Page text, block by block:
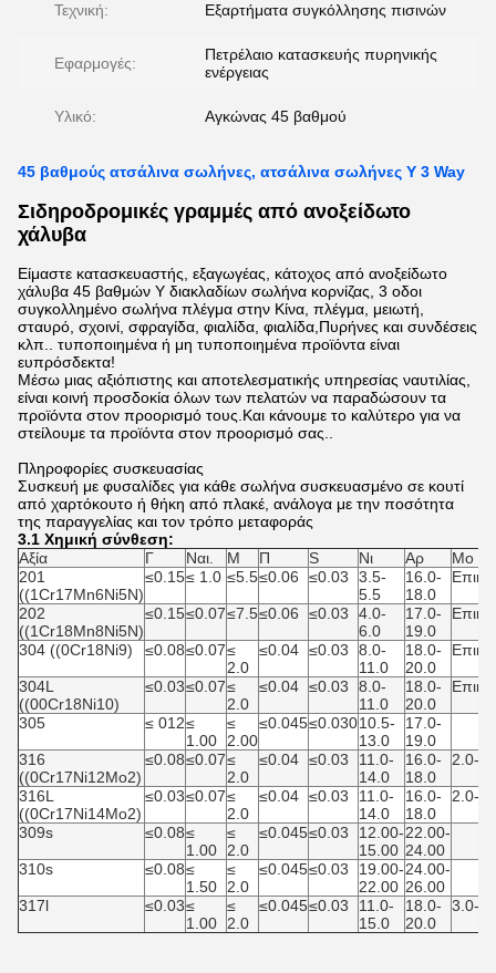
Τεχνική: Εξαρτήματα συγκόλλησης πισινών
Εφαρμογές:
Πετρέλαιο κατασκευής πυρηνικής
ενέργειας
Υλικό: Αγκώνας 45 βαθμού
45 βαθμούς ατσάλινα σωλήνες, ατσάλινα σωλήνες Y 3 Way
Σιδηροδρομικές γραμμές από ανοξείδωτο
χάλυβα
Είμαστε κατασκευαστής, εξαγωγέας, κάτοχος από ανοξείδωτο
χάλυβα 45 βαθμών Y διακλαδίων σωλήνα κορνίζας, 3 οδοι
συγκολλημένο σωλήνα πλέγμα στην Κίνα, πλέγμα, μειωτή,
σταυρό, σχοινί, σφραγίδα, φιαλίδα, φιαλίδα,Πυρήνες και συνδέσεις
κλπ.. τυποποιημένα ή μη τυποποιημένα προϊόντα είναι
ευπρόσδεκτα!
Μέσω μιας αξιόπιστης και αποτελεσματικής υπηρεσίας ναυτιλίας,
είναι κοινή προσδοκία όλων των πελατών να παραδώσουν τα
προϊόντα στον προορισμό τους.Και κάνουμε το καλύτερο για να
στείλουμε τα προϊόντα στον προορισμό σας..
Πληροφορίες συσκευασίας
Συσκευή με φυσαλίδες για κάθε σωλήνα συσκευασμένο σε κουτί
από χαρτόκουτο ή θήκη από πλακέ, ανάλογα με την ποσότητα
της παραγγελίας και τον τρόπο μεταφοράς
3.1 Χημική σύνθεση:
Αξία
Γ Ναι. Μ Π S Νι Αρ
Μo
201
((1Cr17Mn6Ni5N)
≤0.15≤ 1.0 ≤5.5≤0.06 ≤0.03
3.5-
5.5
16.0-
18.0
202
((1Cr18Mn8Ni5N)
≤0.15≤0.07≤7.5≤0.06 ≤0.03
4.0-
6.0
17.0-
19.0
304 ((0Cr18Ni9) ≤0.08≤0.07≤
2.0
≤0.04 ≤0.03
8.0-
11.0
18.0-
20.0
304L
((00Cr18Ni10)
≤0.03≤0.07≤
2.0
≤0.04 ≤0.03
8.0-
11.0
18.0-
20.0
305 ≤ 012≤
1.00
≤
2.00
≤0.045≤0.03010.5-
13.0
17.0-
19.0
316
((0Cr17Ni12Mo2)
≤0.08≤0.07≤
2.0
≤0.04 ≤0.03
11.0-
14.0
16.0-
18.0
2.0-
316L
((0Cr17Ni14Mo2)
≤0.03≤0.07≤
2.0
≤0.04 ≤0.03
11.0-
14.0
16.0-
18.0
2.0-
309s ≤0.08≤
1.00
≤
2.0
≤0.045≤0.03
12.00-
15.00
22.00-
24.00
310s
≤0.08≤
1.50
≤
2.0
≤0.045≤0.03
19.00-
22.00
24.00-
26.00
317l
≤0.03≤
1.00
≤
2.0
≤0.045≤0.03
11.0-
15.0
18.0-
20.0
3.0-